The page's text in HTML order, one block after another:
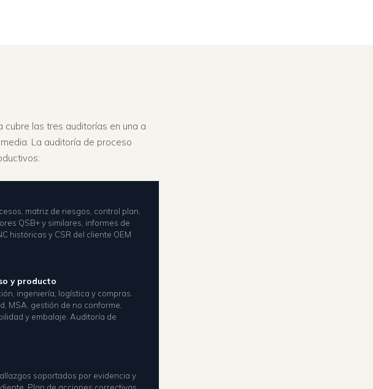
cubre las tres auditorías en una a
La auditoría de proceso
matriz de riesgos, control plan,
QSB+ y similares, informes de
históricas y CSR del cliente OEM
y producto
ingeniería, logística y compras.
MSA, gestión de no conforme,
y embalaje. Auditoría de
soportados por evidencia y